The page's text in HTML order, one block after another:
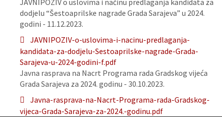
JAVNIPOZIV o uslovima i načinu predlaganja kandidata za
dodjelu “Šestoaprilske nagrade Grada Sarajeva” u 2024.
godini - 11.12.2023.
JAVNIPOZIV-o-uslovima-i-nacinu-predlaganja-
kandidata-za-dodjelu-Sestoaprilske-nagrade-Grada-
Sarajeva-u-2024-godini-f.pdf
Javna rasprava na Nacrt Programa rada Gradskog vijeća
Grada Sarajeva za 2024. godinu - 30.10.2023.
Javna-rasprava-na-Nacrt-Programa-rada-Gradskog-
vijeca-Grada-Sarajeva-za-2024.-godinu.pdf